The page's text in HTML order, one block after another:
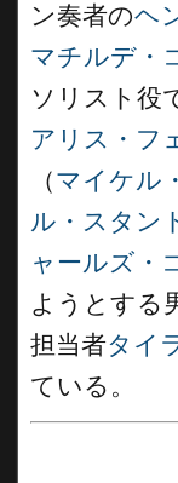
ン奏者のヘ
マチルデ・
ソリスト役
アリス・フ
（マイケル
ル・スタン
ャールズ・
ようとする
担当者タイ
ている。